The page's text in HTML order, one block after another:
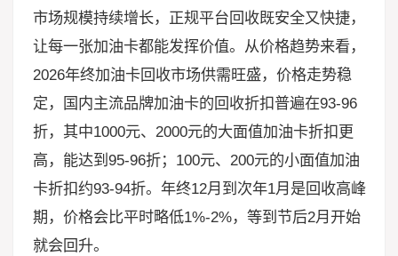
市场规模持续增长，正规平台回收既安全又快捷，
让每一张加油卡都能发挥价值。从价格趋势来看，
2026年终加油卡回收市场供需旺盛，价格走势稳
定，国内主流品牌加油卡的回收折扣普遍在93-96
折，其中1000元、2000元的大面值加油卡折扣更
高，能达到95-96折；100元、200元的小面值加油
卡折扣约93-94折。年终12月到次年1月是回收高峰
期，价格会比平时略低1%-2%，等到节后2月开始
就会回升。